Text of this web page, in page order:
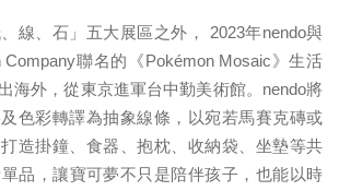
線、石」五大展區之外， 2023年nendo與
Company聯名的《Pokémon Mosaic》生活
海外，從東京進軍台中勤美術館。nendo將
色彩轉譯為抽象線條，以宛若馬賽克磚或
造掛鐘、食器、抱枕、收納袋、坐墊等共
品，讓寶可夢不只是陪伴孩子，也能以時